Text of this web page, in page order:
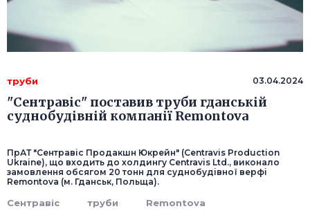
труби 03.04.2024
"Сентравіс" поставив труби гданській
суднобудівній компанії Remontova
ПрАТ "Сентравіс Продакшн Юкрейн" (Centravis Production
Ukraine), що входить до холдингу Centravis Ltd., виконало
замовлення обсягом 20 тонн для суднобудівної верфі
Remontova (м. Гданськ, Польща).
Сентравіс труби Remontova